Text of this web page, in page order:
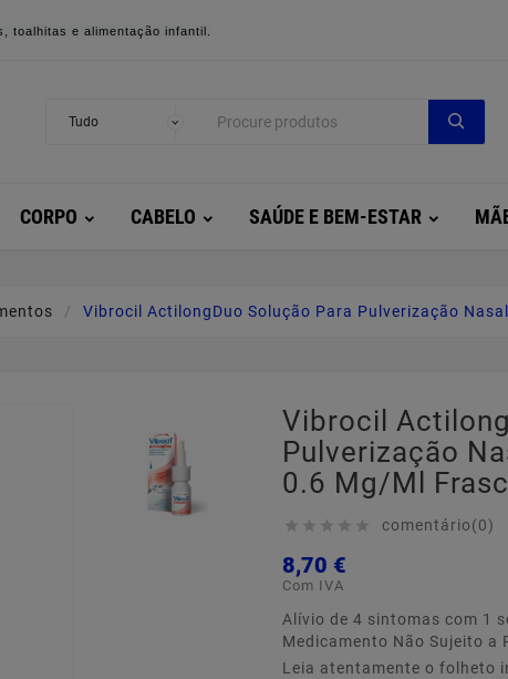
toalhitas e alimentação infantil.
CORPO CABELO SAÚDE E BEM-ESTAR
Vibrocil ActilongDuo Solução Para Pulverização
Vibrocil
Pulverização
0.6 Mg/ml
     comentário(0)
8,70 €
Com IVA
Alívio de 4 sintomas com 1
Medicamento Não Sujeito a
Leia atentamente o folheto